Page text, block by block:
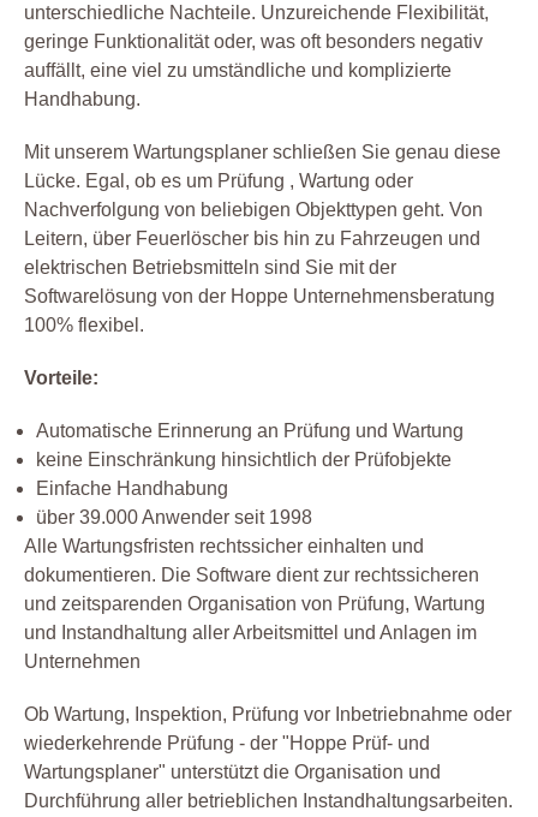
unterschiedliche Nachteile. Unzureichende Flexibilität,
geringe Funktionalität oder, was oft besonders negativ
auffällt, eine viel zu umständliche und komplizierte
Handhabung.
Mit unserem Wartungsplaner schließen Sie genau diese
Lücke. Egal, ob es um Prüfung , Wartung oder
Nachverfolgung von beliebigen Objekttypen geht. Von
Leitern, über Feuerlöscher bis hin zu Fahrzeugen und
elektrischen Betriebsmitteln sind Sie mit der
Softwarelösung von der Hoppe Unternehmensberatung
100% flexibel.
Vorteile:
Automatische Erinnerung an Prüfung und Wartung
keine Einschränkung hinsichtlich der Prüfobjekte
Einfache Handhabung
über 39.000 Anwender seit 1998
Alle Wartungsfristen rechtssicher einhalten und
dokumentieren. Die Software dient zur rechtssicheren
und zeitsparenden Organisation von Prüfung, Wartung
und Instandhaltung aller Arbeitsmittel und Anlagen im
Unternehmen
Ob Wartung, Inspektion, Prüfung vor Inbetriebnahme oder
wiederkehrende Prüfung - der "Hoppe Prüf- und
Wartungsplaner" unterstützt die Organisation und
Durchführung aller betrieblichen Instandhaltungsarbeiten.